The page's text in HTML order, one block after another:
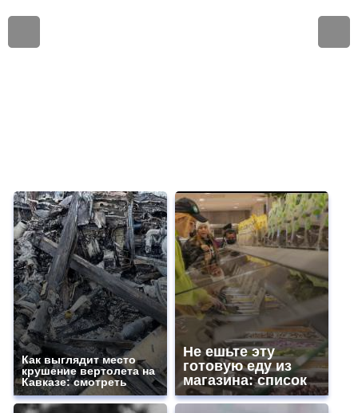
Как выглядит место
крушение вертолета на
Кавказе: смотреть
Не ешьте эту
готовую еду из
магазина: список